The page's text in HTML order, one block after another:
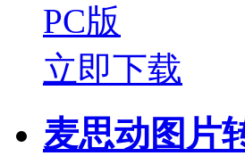
PC版
立即下载
麦思动图片